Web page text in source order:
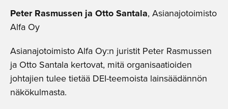
Peter Rasmussenja Otto Santala, Asianajotoimisto
Alfa Oy
Asianajotoimisto Alfa Oy:n juristit Peter Rasmussen
ja Otto Santala kertovat, mitä organisaatioiden
johtajien tulee tietää DEI-teemoista lainsäädännön
näkökulmasta.